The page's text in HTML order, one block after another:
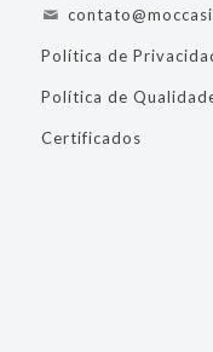
Política de
Política de
Certificados